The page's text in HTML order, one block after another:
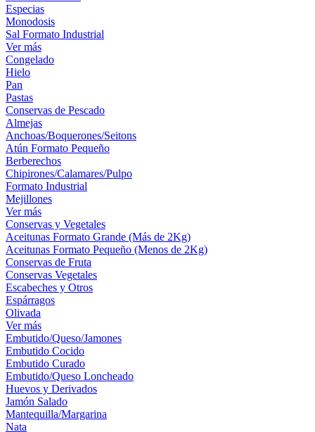
Especias
Monodosis
Sal Formato Industrial
Ver más
Congelado
Hielo
Pan
Pastas
Conservas de Pescado
Almejas
Anchoas/Boquerones/Seitons
Atún Formato Pequeño
Berberechos
Chipirones/Calamares/Pulpo
Formato Industrial
Mejillones
Ver más
Conservas y Vegetales
Aceitunas Formato Grande (Más de 2Kg)
Aceitunas Formato Pequeño (Menos de 2Kg)
Conservas de Fruta
Conservas Vegetales
Escabeches y Otros
Espárragos
Olivada
Ver más
Embutido/Queso/Jamones
Embutido Cocido
Embutido Curado
Embutido/Queso Loncheado
Huevos y Derivados
Jamón Salado
Mantequilla/Margarina
Nata